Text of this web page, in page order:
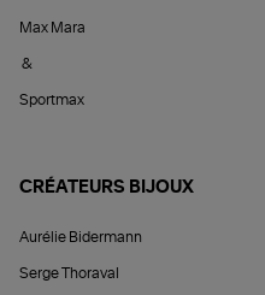
Max Mara
&
Sportmax
CRÉATEURS BIJOUX
Aurélie Bidermann
Serge Thoraval